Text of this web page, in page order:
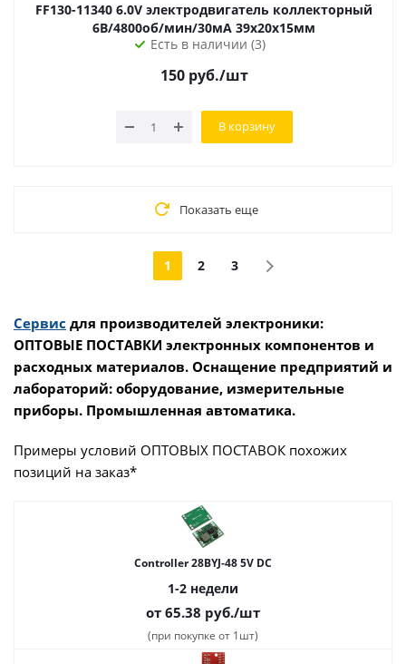
FF130-11340 6.0V электродвигатель коллекторный
6В/4800об/мин/30мА 39х20х15мм
Есть в наличии (3)
150руб./шт
В корзину
Показать еще
1 2 3
Сервис для производителей электроники:
ОПТОВЫЕ ПОСТАВКИ электронных компонентов и
расходных материалов. Оснащение предприятий и
лабораторий: оборудование, измерительные
приборы. Промышленная автоматика.
Примеры условий ОПТОВЫХ ПОСТАВОК похожих
позиций на заказ*
Controller 28BYJ-48 5V DC
1-2 недели
от 65.38 руб./шт
(при покупке от 1шт)